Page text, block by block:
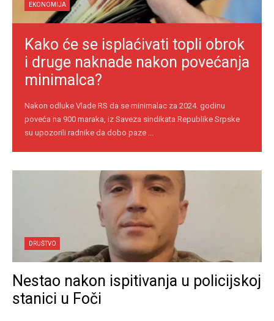
EKONOMIJA
Kako će se isplaćivati topli obrok
i druge naknade nakon povećanja
minimalca?
Nakon odluke Vlade RS da se minimalac za 2024. godinu
poveća na 900 maraka, iz Saveza sindikata Republike Srpske
su upozorili radnike da dobo paze ...
DRUŠTVO
Nestao nakon ispitivanja u policijskoj
stanici u Foči